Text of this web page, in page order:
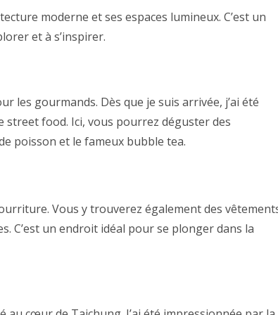
moderne et ses espaces lumineux. C’est un
et à s’inspirer.
les gourmands. Dès que je suis arrivée, j’ai été
street food. Ici, vous pourrez déguster des
poisson et le fameux bubble tea.
Vous y trouverez également des
C’est un endroit idéal pour se plonger dans la